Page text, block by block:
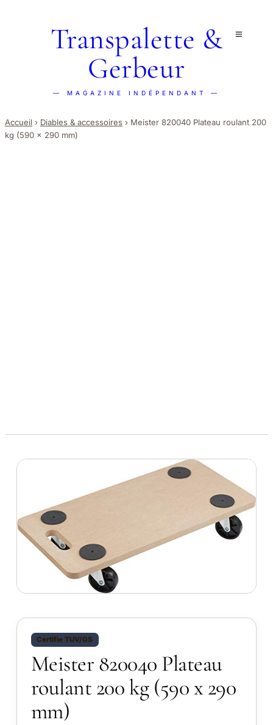
Transpalette &
Gerbeur
— MAGAZINE INDÉPENDANT —
Accueil › Diables & accessoires › Meister 820040 Plateau roulant 200
kg (590 x 290 mm)
Certifie TUV/GS
Meister 820040 Plateau
roulant 200 kg (590 x 290
mm)